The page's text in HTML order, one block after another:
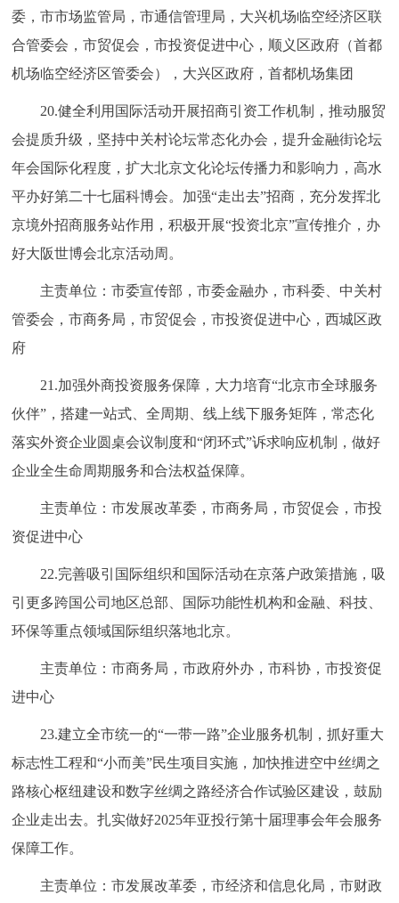
委，市市场监管局，市通信管理局，大兴机场临空经济区联
合管委会，市贸促会，市投资促进中心，顺义区政府（首都
机场临空经济区管委会），大兴区政府，首都机场集团
20.健全利用国际活动开展招商引资工作机制，推动服贸
会提质升级，坚持中关村论坛常态化办会，提升金融街论坛
年会国际化程度，扩大北京文化论坛传播力和影响力，高水
平办好第二十七届科博会。加强“走出去”招商，充分发挥北
京境外招商服务站作用，积极开展“投资北京”宣传推介，办
好大阪世博会北京活动周。
主责单位：市委宣传部，市委金融办，市科委、中关村
管委会，市商务局，市贸促会，市投资促进中心，西城区政
府
21.加强外商投资服务保障，大力培育“北京市全球服务
伙伴”，搭建一站式、全周期、线上线下服务矩阵，常态化
落实外资企业圆桌会议制度和“闭环式”诉求响应机制，做好
企业全生命周期服务和合法权益保障。
主责单位：市发展改革委，市商务局，市贸促会，市投
资促进中心
22.完善吸引国际组织和国际活动在京落户政策措施，吸
引更多跨国公司地区总部、国际功能性机构和金融、科技、
环保等重点领域国际组织落地北京。
主责单位：市商务局，市政府外办，市科协，市投资促
进中心
23.建立全市统一的“一带一路”企业服务机制，抓好重大
标志性工程和“小而美”民生项目实施，加快推进空中丝绸之
路核心枢纽建设和数字丝绸之路经济合作试验区建设，鼓励
企业走出去。扎实做好2025年亚投行第十届理事会年会服务
保障工作。
主责单位：市发展改革委，市经济和信息化局，市财政